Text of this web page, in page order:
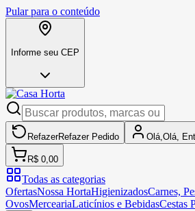
Pular para o conteúdo
Informe seu CEP
RefazerRefazer Pedido Olá, Olá,
R$ 0,00
Todas as categorias
OfertasNossa HortaHigienizadosCarnes,
OvosMerceariaLaticínios e BebidasCestas